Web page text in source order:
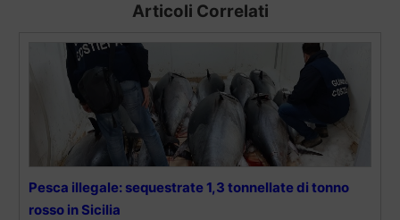
Articoli Correlati
Pesca illegale: sequestrate 1,3 tonnellate di tonno
rosso in Sicilia